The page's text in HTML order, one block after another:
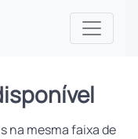
na mesma faixa de